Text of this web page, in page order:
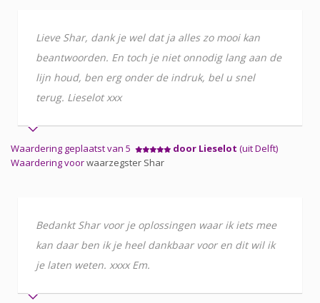
Lieve Shar, dank je wel dat ja alles zo mooi kan
beantwoorden. En toch je niet onnodig lang aan de
lijn houd, ben erg onder de indruk, bel u snel
terug. Lieselot xxx
Waardering geplaatst van 5 door Lieselot (uit Delft)
Waardering voorwaarzegster Shar
Bedankt Shar voor je oplossingen waar ik iets mee
kan daar ben ik je heel dankbaar voor en dit wil ik
je laten weten. xxxx Em.